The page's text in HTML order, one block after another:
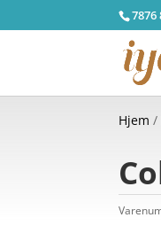
Hjem /